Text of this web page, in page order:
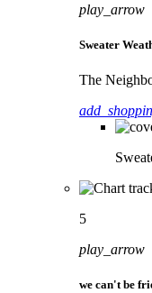
play_arrow
Sweater
The
5
play_arrow
we can't be